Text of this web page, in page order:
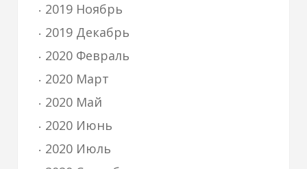
2019 Ноябрь
2019 Декабрь
2020 Февраль
2020 Март
2020 Май
2020 Июнь
2020 Июль